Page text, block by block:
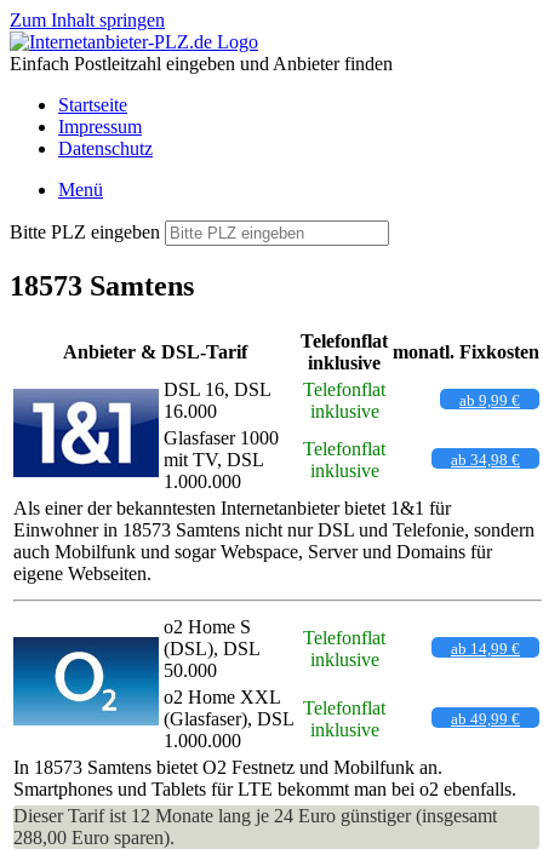
Zum Inhalt springen
Einfach Postleitzahl eingeben und Anbieter finden
Startseite
Impressum
Datenschutz
Menü
Bitte PLZ eingeben
18573 Samtens
Anbieter & DSL-Tarif
Telefonflat
inklusive
monatl. Fixkosten
DSL 16, DSL
16.000
Telefonflat
inklusive
ab 9,99 €
Glasfaser 1000
mit TV, DSL
1.000.000
Telefonflat
inklusive
ab 34,98 €
Als einer der bekanntesten Internetanbieter bietet 1&1 für
Einwohner in 18573 Samtens nicht nur DSL und Telefonie, sondern
auch Mobilfunk und sogar Webspace, Server und Domains für
eigene Webseiten.
o2 Home S
(DSL), DSL
50.000
Telefonflat
inklusive
ab 14,99 €
o2 Home XXL
(Glasfaser), DSL
1.000.000
Telefonflat
inklusive
ab 49,99 €
In 18573 Samtens bietet O2 Festnetz und Mobilfunk an.
Smartphones und Tablets für LTE bekommt man bei o2 ebenfalls.
Dieser Tarif ist 12 Monate lang je 24 Euro günstiger (insgesamt
288,00 Euro sparen).